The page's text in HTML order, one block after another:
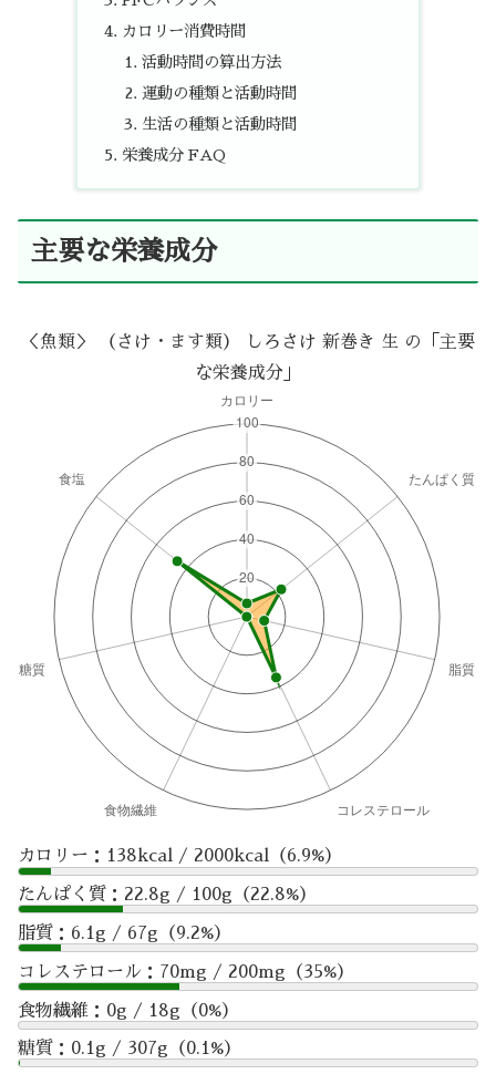
カロリー消費時間
活動時間の算出方法
運動の種類と活動時間
生活の種類と活動時間
栄養成分 FAQ
主要な栄養成分
＜魚類＞ （さけ・ます類） しろさけ 新巻き 生 の「主要
な栄養成分」
カロリー：138kcal / 2000kcal（6.9%）
たんぱく質：22.8g / 100g（22.8%）
脂質：6.1g / 67g（9.2%）
コレステロール：70mg / 200mg（35%）
食物繊維：0g / 18g（0%）
糖質：0.1g / 307g（0.1%）